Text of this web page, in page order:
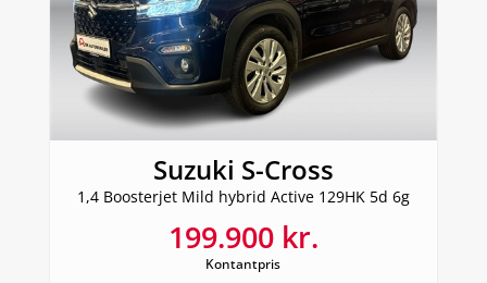
Suzuki S-Cross
1,4 Boosterjet Mild hybrid Active 129HK 5d 6g
199.900 kr.
Kontantpris